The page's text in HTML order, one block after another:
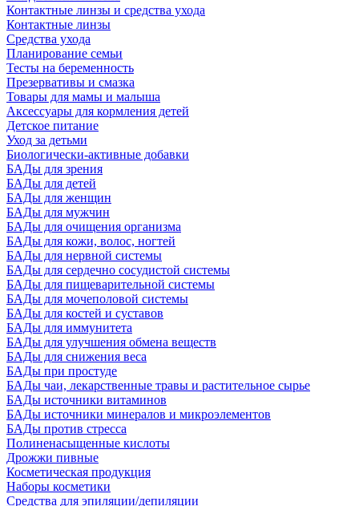
Контактные линзы и средства ухода
Контактные линзы
Средства ухода
Планирование семьи
Тесты на беременность
Презервативы и смазка
Товары для мамы и малыша
Аксессуары для кормления детей
Детское питание
Уход за детьми
Биологически-активные добавки
БАДы для зрения
БАДы для детей
БАДы для женщин
БАДы для мужчин
БАДы для очищения организма
БАДы для кожи, волос, ногтей
БАДы для нервной системы
БАДы для сердечно сосудистой системы
БАДы для пищеварительной системы
БАДы для мочеполовой системы
БАДы для костей и суставов
БАДы для иммунитета
БАДы для улучшения обмена веществ
БАДы для снижения веса
БАДы при простуде
БАДы чаи, лекарственные травы и растительное сырье
БАДы источники витаминов
БАДы источники минералов и микроэлементов
БАДы против стресса
Полиненасыщенные кислоты
Дрожжи пивные
Косметическая продукция
Наборы косметики
Средства для эпиляции/депиляции